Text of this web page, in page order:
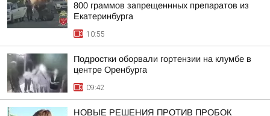
800 граммов запрещеннных препаратов из
Екатеринбурга
10:55
Подростки оборвали гортензии на клумбе в
центре Оренбурга
09:42
НОВЫЕ РЕШЕНИЯ ПРОТИВ ПРОБОК